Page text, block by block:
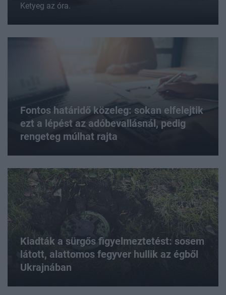
Ketyeg az óra.
Fontos határidő közeleg: sokan elfelejtik
ezt a lépést az adóbevallásnál, pedig
rengeteg múlhat rajta
Kiadták a sürgős figyelmeztetést: sosem
látott, alattomos fegyver hullik az égből
Ukrajnában